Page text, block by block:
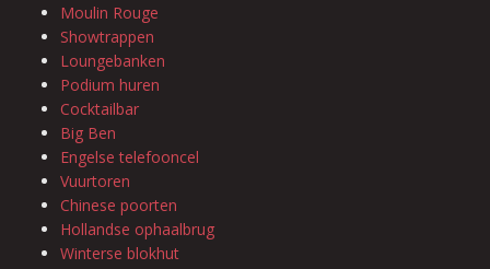
Moulin Rouge
Showtrappen
Loungebanken
Podium huren
Cocktailbar
Big Ben
Engelse telefooncel
Vuurtoren
Chinese poorten
Hollandse ophaalbrug
Winterse blokhut